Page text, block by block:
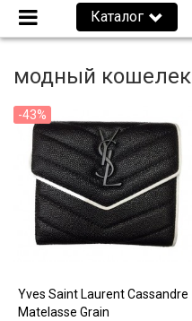
Каталог
модный кошелек
-43%
Yves Saint Laurent Cassandre
Matelasse Grain